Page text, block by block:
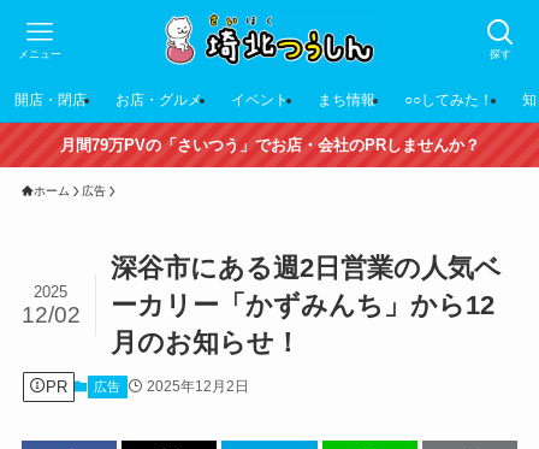
探す
メニュー
開店・閉店 お店・グルメ イベント まち情報 ○○してみた！
月間79万PVの「さいつう」でお店・会社のPRしませんか？
ホーム 広告
深谷市にある週2日営業の人気ベ
ーカリー「かずみんち」から12
月のお知らせ！
2025
12/02
PR 広告 2025年12月2日